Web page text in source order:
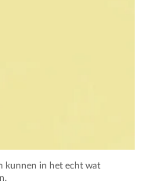
kunnen in het echt wat